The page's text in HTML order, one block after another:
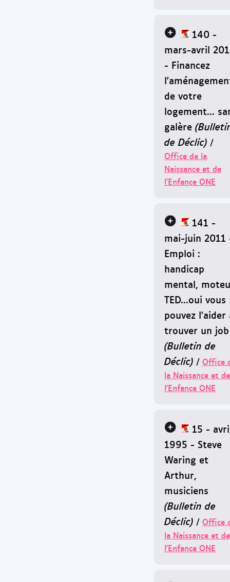
140 -
mars-avril
- Financez
de votre
logement...
galère
de Déclic) /
Office de la
Naissance et de
l'Enfance ONE
141 -
mai-juin 2011
Emploi :
handicap
mental,
TED...oui vous
pouvez l'aider
trouver un
(Bulletin de
Déclic) / Office
la Naissance et de
l'Enfance ONE
15 -
1995 - Steve
Waring et
Arthur,
musiciens
(Bulletin de
Déclic) / Office
la Naissance et de
l'Enfance ONE